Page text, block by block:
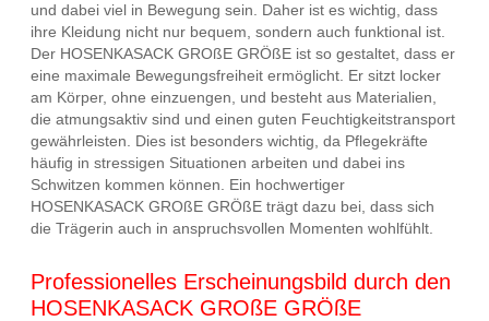
und dabei viel in Bewegung sein. Daher ist es wichtig, dass
ihre Kleidung nicht nur bequem, sondern auch funktional ist.
Der HOSENKASACK GROßE GRÖßE ist so gestaltet, dass er
eine maximale Bewegungsfreiheit ermöglicht. Er sitzt locker
am Körper, ohne einzuengen, und besteht aus Materialien,
die atmungsaktiv sind und einen guten Feuchtigkeitstransport
gewährleisten. Dies ist besonders wichtig, da Pflegekräfte
häufig in stressigen Situationen arbeiten und dabei ins
Schwitzen kommen können. Ein hochwertiger
HOSENKASACK GROßE GRÖßE trägt dazu bei, dass sich
die Trägerin auch in anspruchsvollen Momenten wohlfühlt.
Professionelles Erscheinungsbild durch den
HOSENKASACK GROßE GRÖßE